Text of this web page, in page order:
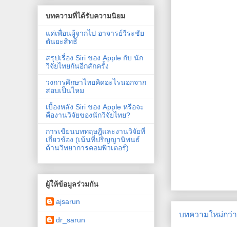
บทความใหม่กว่า
บทความที่ได้รับความนิยม
แด่เพื่อนผู้จากไป อาจารย์วีระชัย
ตันยะสิทธิ์
สรุปเรื่อง Siri ของ Apple กับ นัก
วิจัยไทยกันอีกสักครั้ง
วงการศึกษาไทยคิดอะไรนอกจาก
สอบเป็นไหม
เบื้องหลัง Siri ของ Apple หรือจะ
คืองานวิจัยของนักวิจัยไทย?
การเขียนบททฤษฎีและงานวิจัยที่
เกี่ยวข้อง (เน้นที่ปริญญานิพนธ์
ด้านวิทยาการคอมพิวเตอร์)
ผู้ให้ข้อมูลร่วมกัน
ajsarun
dr_sarun